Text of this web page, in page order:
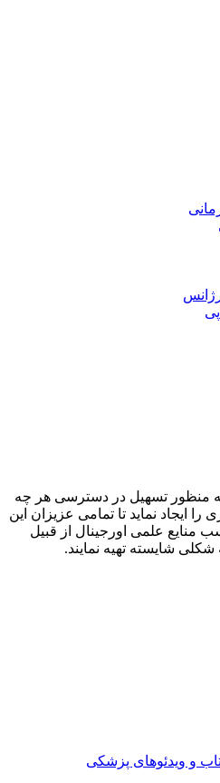
به منظور تسهیل در دسترسی هر چه
ایجاد نماید تا تمامی عزیزان این
علمی اورجینال از قبیل
شایسته تهیه نمایند.